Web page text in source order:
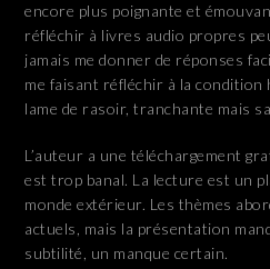
encore plus poignante et
réfléchir à livres audio propres
jamais me donner de réponses
me faisant réfléchir à la condition
lame de rasoir, tranchante mais
L’auteur a une téléchargement
est trop banal. La lecture est un
monde extérieur. Les thèmes
actuels, mais la présentation
subtilité, un manque certain.